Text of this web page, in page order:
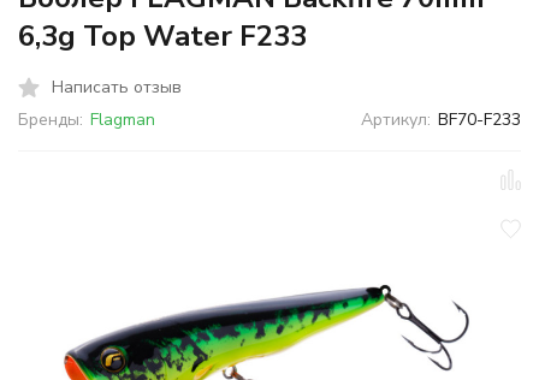
6,3g Top Water F233
Написать отзыв
Бренды: Flagman Артикул: BF70-F233